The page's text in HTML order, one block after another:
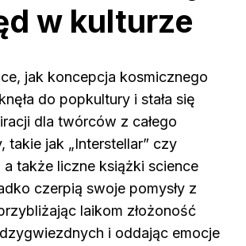
w kulturze
jak koncepcja kosmicznego
do popkultury i stała się
dla twórców z całego
takie jak „Interstellar” czy
a także liczne książki science
czerpią swoje pomysły z
laikom złożoność
i oddając emocje